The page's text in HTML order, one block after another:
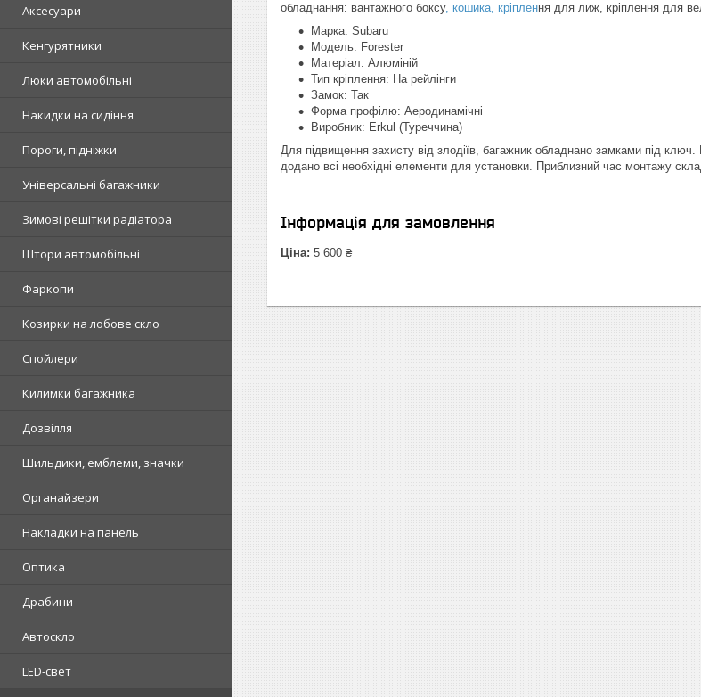
Аксесуари
Кенгурятники
Люки автомобільні
Накидки на сидіння
Пороги, підніжки
Універсальні багажники
Зимові решітки радіатора
Штори автомобільні
Фаркопи
Козирки на лобове скло
Спойлери
Килимки багажника
Дозвілля
Шильдики, емблеми, значки
Органайзери
Накладки на панель
Оптика
Драбини
Автоскло
LED-свет
обладнання: вантажного боксу, кошика, кріплення для лиж, кріплення для
Марка: Subaru
Модель: Forester
Матеріал: Алюміній
Тип кріплення: На рейлінги
Замок: Так
Форма профілю: Аеродинамічні
Виробник: Erkul (Туреччина)
Для підвищення захисту від злодіїв, багажник обладнано замками під
додано всі необхідні елементи для установки. Приблизний час монтажу
Інформація для замовлення
Ціна: 5 600 ₴